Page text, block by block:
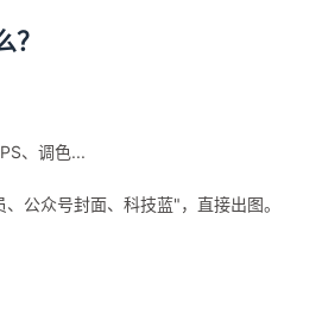
？
、调色...
公众号封面、科技蓝"，直接出图。